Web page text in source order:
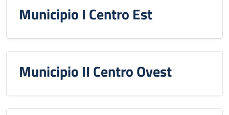
Municipio I Centro Est
Municipio II Centro Ovest